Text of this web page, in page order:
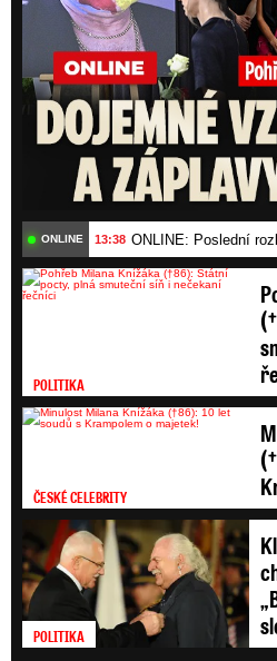
ONLINE 13:38 ONLINE: Poslední
POLITIKA
ČESKÉ CELEBRITY
POLITIKA